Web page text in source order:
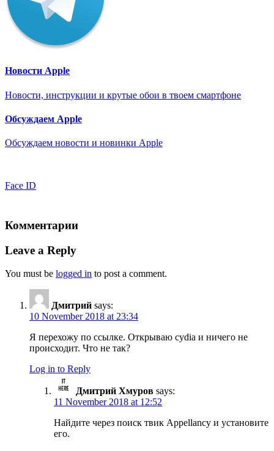
Новости Apple
Новости, инструкции и крутые обои в твоем смартфоне
Обсуждаем Apple
Обсуждаем новости и новинки Apple
Face ID
Комментарии
Leave a Reply
You must be logged in to post a comment.
Дмитрий says:
10 November 2018 at 23:34
Я перехожу по ссылке. Открываю cydia и ничего не
происходит. Что не так?
Log in to Reply
Дмитрий Хмуров says:
11 November 2018 at 12:52
Найдите через поиск твик Appellancy и установите
его.